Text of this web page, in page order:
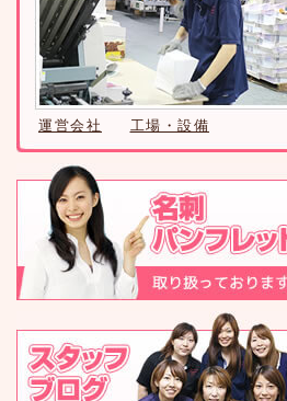
運営会社 工場・設備